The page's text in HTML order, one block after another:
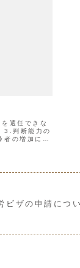
選任できな
3.判断能力の
者の増加によ
ビザの申請につ